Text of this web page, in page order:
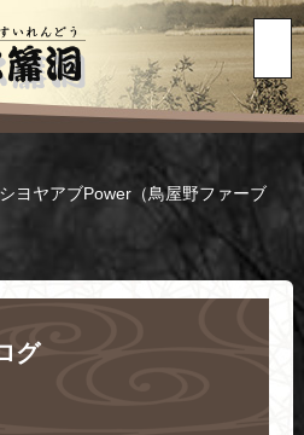
シヨヤアブPower（鳥屋野ファーブ
グ